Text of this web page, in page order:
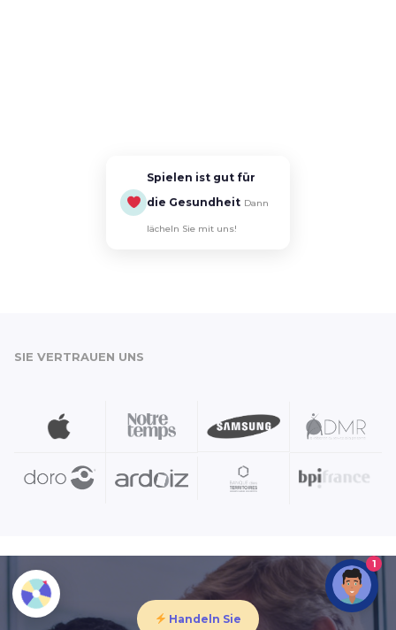
Spielen ist gut für
die Gesundheit Dann
lächeln Sie mit uns!
SIE VERTRAUEN UNS
Handeln Sie
1